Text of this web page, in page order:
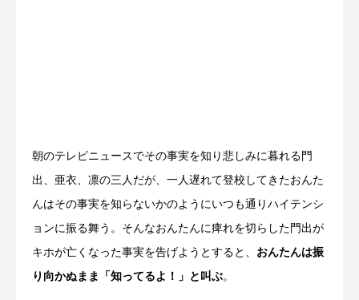
朝のテレビニュースでその事実を知り悲しみに暮れる門
出、亜衣、凛の三人だが、一人遅れて登校してきたおんた
んはその事実を知らないかのようにいつも通りハイテンシ
ョンに振る舞う。そんなおんたんに痺れを切らした門出が
キホが亡くなった事実を告げようとすると、 おんたんは振
り向かぬまま「知ってるよ！」と叫ぶ。